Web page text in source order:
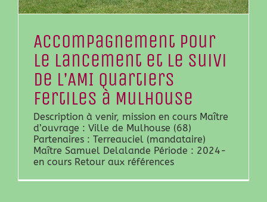
Accompagnement pour
le lancement et le suivi
de l’AMI Quartiers
Fertiles à Mulhouse
Description à venir, mission en cours Maître
d’ouvrage : Ville de Mulhouse (68)
Partenaires : Terreauciel (mandataire)
Maître Samuel Delalande Période : 2024-
en cours Retour aux références